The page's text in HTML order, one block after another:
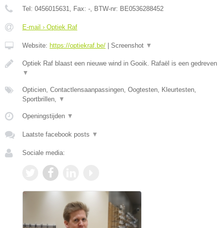
Tel: 0456015631, Fax: -, BTW-nr: BE0536288452
E-mail › Optiek Raf
Website: https://optiekraf.be/ Screenshot ▼
Optiek Raf blaast een nieuwe wind in Gooik. Rafaël is een gedreven
▼
Opticien, Contactlensaanpassingen, Oogtesten, Kleurtesten,
Sportbrillen, ▼
Openingstijden ▼
Laatste facebook posts ▼
Sociale media: